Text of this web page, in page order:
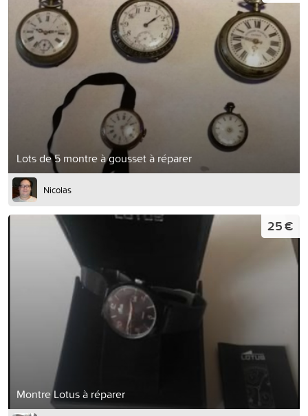
Lots de 5 montre à gousset à réparer
Nicolas
Montre Lotus à réparer
25 €